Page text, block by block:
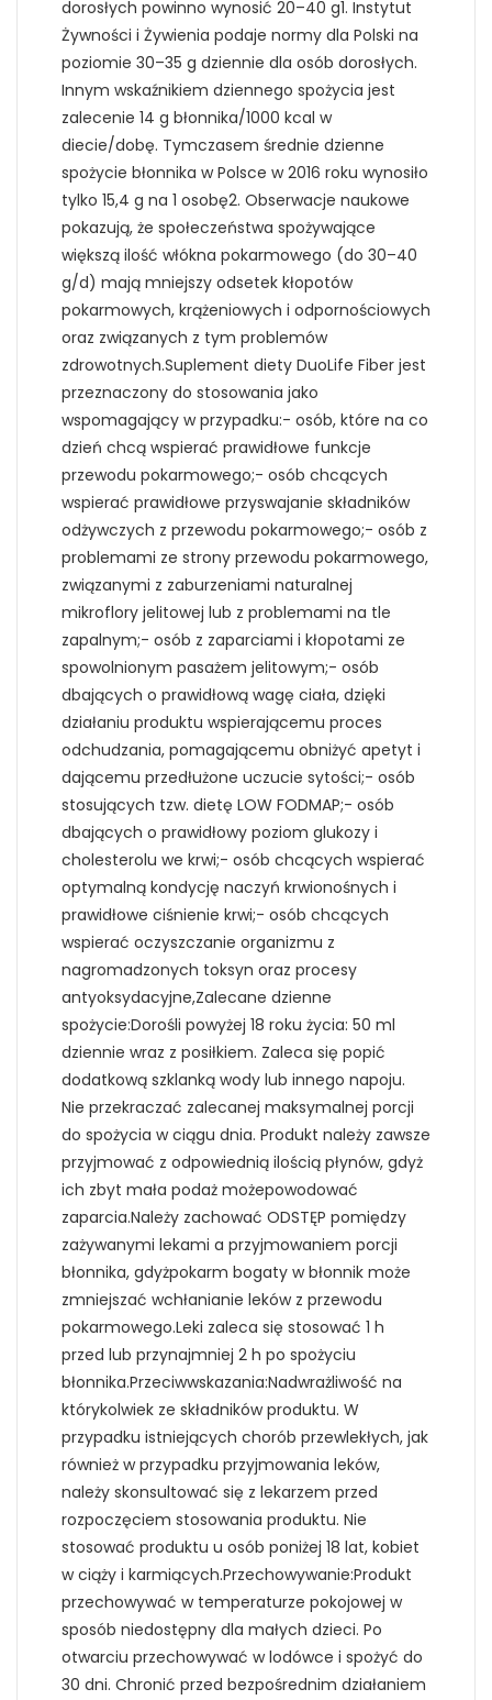
dorosłych powinno wynosić 20–40 g1. Instytut
Żywności i Żywienia podaje normy dla Polski na
poziomie 30–35 g dziennie dla osób dorosłych.
Innym wskaźnikiem dziennego spożycia jest
zalecenie 14 g błonnika/1000 kcal w
diecie/dobę. Tymczasem średnie dzienne
spożycie błonnika w Polsce w 2016 roku wynosiło
tylko 15,4 g na 1 osobę2. Obserwacje naukowe
pokazują, że społeczeństwa spożywające
większą ilość włókna pokarmowego (do 30–40
g/d) mają mniejszy odsetek kłopotów
pokarmowych, krążeniowych i odpornościowych
oraz związanych z tym problemów
zdrowotnych.Suplement diety DuoLife Fiber jest
przeznaczony do stosowania jako
wspomagający w przypadku:- osób, które na co
dzień chcą wspierać prawidłowe funkcje
przewodu pokarmowego;- osób chcących
wspierać prawidłowe przyswajanie składników
odżywczych z przewodu pokarmowego;- osób z
problemami ze strony przewodu pokarmowego,
związanymi z zaburzeniami naturalnej
mikroflory jelitowej lub z problemami na tle
zapalnym;- osób z zaparciami i kłopotami ze
spowolnionym pasażem jelitowym;- osób
dbających o prawidłową wagę ciała, dzięki
działaniu produktu wspierającemu proces
odchudzania, pomagającemu obniżyć apetyt i
dającemu przedłużone uczucie sytości;- osób
stosujących tzw. dietę LOW FODMAP;- osób
dbających o prawidłowy poziom glukozy i
cholesterolu we krwi;- osób chcących wspierać
optymalną kondycję naczyń krwionośnych i
prawidłowe ciśnienie krwi;- osób chcących
wspierać oczyszczanie organizmu z
nagromadzonych toksyn oraz procesy
antyoksydacyjne,Zalecane dzienne
spożycie:Dorośli powyżej 18 roku życia: 50 ml
dziennie wraz z posiłkiem. Zaleca się popić
dodatkową szklanką wody lub innego napoju.
Nie przekraczać zalecanej maksymalnej porcji
do spożycia w ciągu dnia. Produkt należy zawsze
przyjmować z odpowiednią ilością płynów, gdyż
ich zbyt mała podaż możepowodować
zaparcia.Należy zachować ODSTĘP pomiędzy
zażywanymi lekami a przyjmowaniem porcji
błonnika, gdyżpokarm bogaty w błonnik może
zmniejszać wchłanianie leków z przewodu
pokarmowego.Leki zaleca się stosować 1 h
przed lub przynajmniej 2 h po spożyciu
błonnika.Przeciwwskazania:Nadwrażliwość na
którykolwiek ze składników produktu. W
przypadku istniejących chorób przewlekłych, jak
również w przypadku przyjmowania leków,
należy skonsultować się z lekarzem przed
rozpoczęciem stosowania produktu. Nie
stosować produktu u osób poniżej 18 lat, kobiet
w ciąży i karmiących.Przechowywanie:Produkt
przechowywać w temperaturze pokojowej w
sposób niedostępny dla małych dzieci. Po
otwarciu przechowywać w lodówce i spożyć do
30 dni. Chronić przed bezpośrednim działaniem